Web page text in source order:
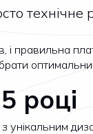
технічне
і правильна
році